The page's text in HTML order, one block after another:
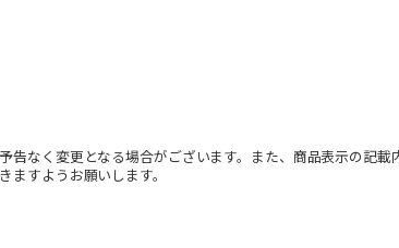
なく変更となる場合がございます。また、商品表示の記載
ますようお願いします。